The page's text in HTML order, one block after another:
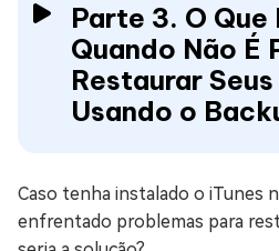
Parte 3. O Que
Quando Não É
Restaurar
Usando o
Caso tenha instalado o iTunes
enfrentado problemas para